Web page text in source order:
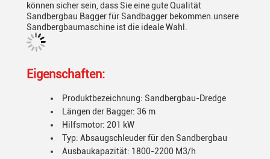
können sicher sein, dass Sie eine gute Qualität
Sandbergbau Bagger für Sandbagger bekommen.unsere
Sandbergbaumaschine ist die ideale Wahl.
Eigenschaften:
Produktbezeichnung: Sandbergbau-Dredge
Längen der Bagger: 36 m
Hilfsmotor: 201 kW
Typ: Absaugschleuder für den Sandbergbau
Ausbaukapazität: 1800-2200 M3/h